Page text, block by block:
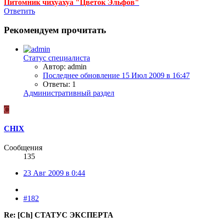
Питомник чихуахуа "Цветок Эльфов"
Ответить
Рекомендуем прочитать
Статус специалиста
Автор: admin
Последнее обновление 15 Июл 2009 в 16:47
Ответы: 1
Административный раздел
C
CHIX
Сообщения
135
23 Авг 2009 в 0:44
#182
Re: [Ch] СТАТУС ЭКСПЕРТА